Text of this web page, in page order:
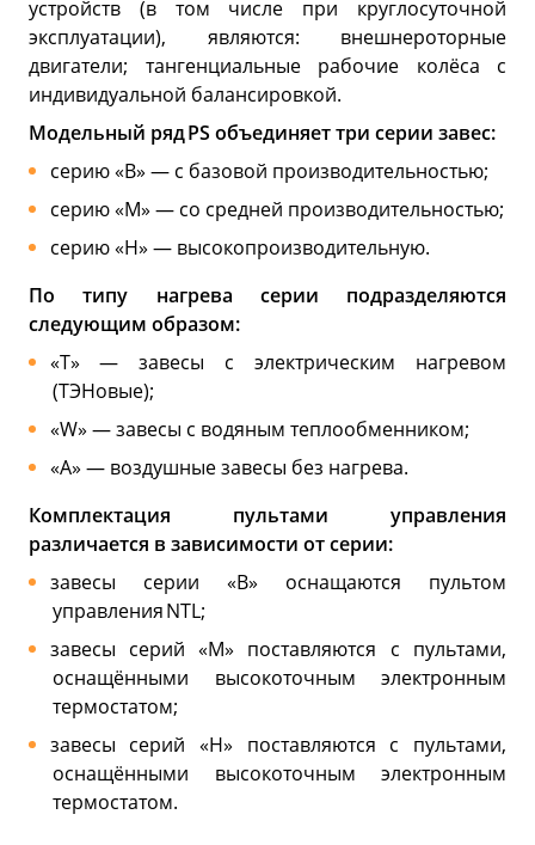
устройств (в том числе при круглосуточной
эксплуатации), являются: внешнероторные
двигатели; тангенциальные рабочие колёса с
индивидуальной балансировкой.
Модельный ряд PS объединяет три серии завес:
серию «B» — с базовой производительностью;
серию «M» — со средней производительностью;
серию «H» — высокопроизводительную.
По типу нагрева серии подразделяются
следующим образом:
«T» — завесы с электрическим нагревом
(ТЭНовые);
«W» — завесы с водяным теплообменником;
«A» — воздушные завесы без нагрева.
Комплектация пультами управления
различается в зависимости от серии:
завесы серии «B» оснащаются пультом
управления NTL;
завесы серий «M» поставляются с пультами,
оснащёнными высокоточным электронным
термостатом;
завесы серий «H» поставляются с пультами,
оснащёнными высокоточным электронным
термостатом.